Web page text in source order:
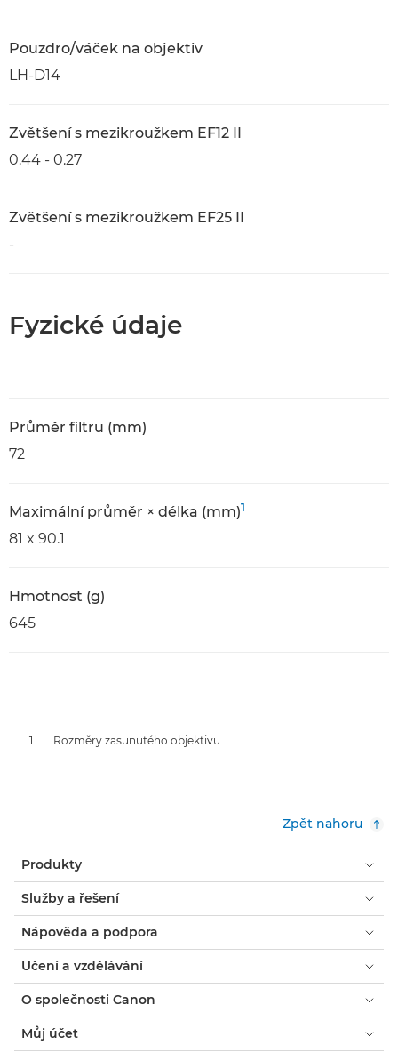
Pouzdro/váček na objektiv
LH-D14
Zvětšení s mezikroužkem EF12 II
0.44 - 0.27
Zvětšení s mezikroužkem EF25 II
-
Fyzické údaje
Průměr filtru (mm)
72
Maximální průměr × délka (mm)1
81 x 90.1
Hmotnost (g)
645
Rozměry zasunutého objektivu
Zpět nahoru
Produkty
Služby a řešení
Nápověda a podpora
Učení a vzdělávání
O společnosti Canon
Můj účet